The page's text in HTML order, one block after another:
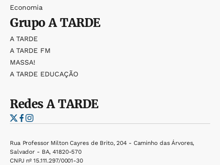
Economia
GrupoA TARDE
A TARDE
A TARDE FM
MASSA!
A TARDE EDUCAÇÃO
RedesA TARDE
Rua Professor Milton Cayres de Brito, 204 - Caminho das Árvores,
Salvador - BA, 41820-570
CNPJ nº 15.111.297/0001-30